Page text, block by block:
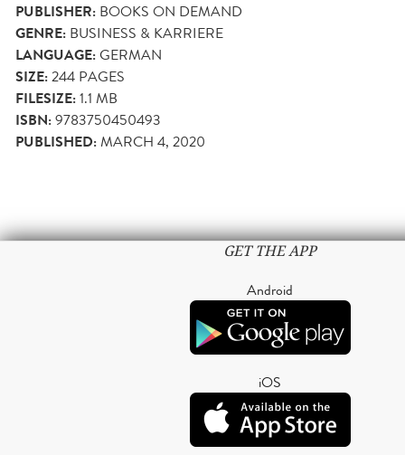
PUBLISHER: BOOKS ON DEMAND
GENRE: BUSINESS & KARRIERE
LANGUAGE:GERMAN
SIZE:244 PAGES
FILESIZE:1.1 MB
ISBN:9783750450493
PUBLISHED:MARCH 4, 2020
GET THE APP
Android
iOS